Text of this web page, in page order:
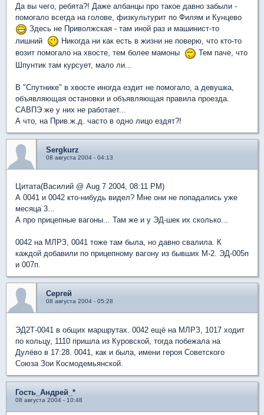
Да вы чего, ребята?! Даже албанцы про такое давно забыли -
помогало всегда на голове, физкультурит по Филям и Кунцево
Здесь не Приволжская - там иной раз и машинист-то
лишний
Никогда ни как есть в жизни не поверю, что кто-то
возит помогало на хвосте, тем более мамоны
Тем паче, что
Шпунтик там курсует, мало ли...
В "Спутнике" в хвосте иногда ездит не помогало, а девушка,
объявляющая остановки и объявляющая правила проезда.
САВПЭ же у них не работает...
А что, на Прив.ж.д. часто в одно лицо ездят?!
Sergkurz
08 августа 2004 - 04:13
Цитата(Василий @ Aug 7 2004, 08:11 PM)
А 0041 и 0042 кто-нибудь видел? Мне они не попадались уже
месяца 3...
А про прицепные вагоны... Там же и у ЭД-шек их сколько...
0042 на МЛРЗ, 0041 тоже там была, но давно свалила. К
каждой добавили по прицепному вагону из бывших М-2. ЭД-005п
и 007п.
Сергей
08 августа 2004 - 05:28
ЭД2Т-0041 в общих маршрутах. 0042 ещё на МЛРЗ, 1017 ходит
по кольцу, 1110 пришла из Куровской, тогда побежала на
Дулёво в 17:28. 0041, как и была, имени героя Советского
Союза Зои Космодемьянской.
Гость_Андрей_*
08 августа 2004 - 10:48